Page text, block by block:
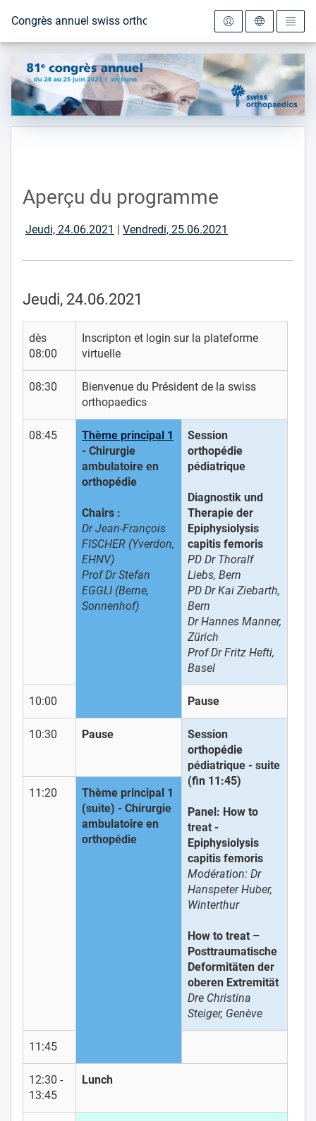
Vers la page d'accueil
Congrès annuel swiss orthopaedics 2021
Aperçu du programme
Jeudi, 24.06.2021 Vendredi, 25.06.2021
Jeudi, 24.06.2021
dès
08:00
Inscripton et login sur la plateforme
virtuelle
08:30
Bienvenue du Président de la swiss
orthopaedics
08:45
Thème principal 1
- Chirurgie
ambulatoire en
orthopédie
Chairs :
Dr Jean-François
FISCHER (Yverdon,
EHNV)
Prof Dr Stefan
EGGLI (Berne,
Sonnenhof)
Session
orthopédie
pédiatrique
Diagnostik und
Therapie der
Epiphysiolysis
capitis femoris
PD Dr Thoralf
Liebs, Bern
PD Dr Kai Ziebarth,
Bern
Dr Hannes Manner,
Zürich
Prof Dr Fritz Hefti,
Basel
10:00 Pause
10:30 Pause
Session
orthopédie
pédiatrique - suite
(fin 11:45)
Panel: How to
treat -
Epiphysiolysis
capitis femoris
Modération: Dr
Hanspeter Huber,
Winterthur
How to treat –
Posttraumatische
Deformitäten der
oberen Extremität
Dre Christina
Steiger, Genève
11:20
Thème principal 1
(suite) - Chirurgie
ambulatoire en
orthopédie
11:45
12:30 -
13:45
Lunch